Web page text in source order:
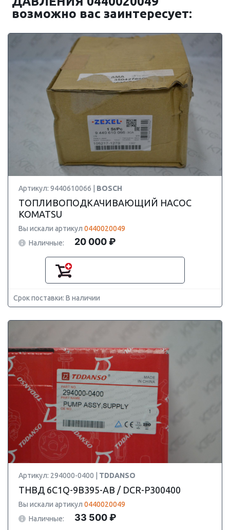
возможно вас заинтересует:
Артикул: 9440610066 | BOSCH
ТОПЛИВОПОДКАЧИВАЮЩИЙ НАСОС
KOMATSU
Вы искали артикул 0440020049
Наличные:
20 000 ₽
Срок поставки: В наличии
Артикул: 294000-0400 | TDDANSO
ТНВД 6C1Q-9B395-AB / DCR-P300400
Вы искали артикул 0440020049
Наличные:
33 500 ₽